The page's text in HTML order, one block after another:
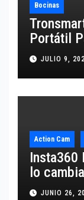
Bocinas
Portátil
JULIO 9,
Action Cam
Insta360
lo
JUNIO 26,